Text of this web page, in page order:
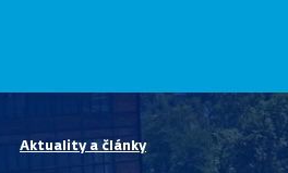
Aktuality a články